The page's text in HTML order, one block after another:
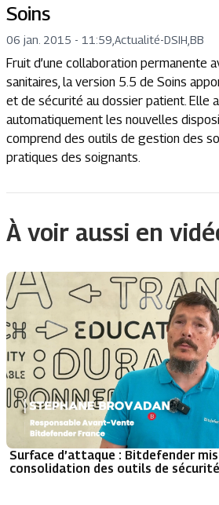
Soins
06 jan. 2015 - 11:59 Actualité-DSIH,BB
Fruit d’une collaboration permanente
sanitaires, la version 5.5 de Soins
et de sécurité au dossier patient. Elle
automatiquement les nouvelles
comprend des outils de gestion des
pratiques des soignants.
À voir aussi en
Surface d’attaque : Bitdefender
consolidation des outils de sécurité